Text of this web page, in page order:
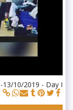
13/10/2019 - Day I